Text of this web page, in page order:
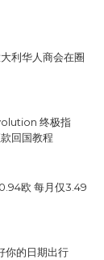
利华人商会在圈
终极指
回国教程
欧 每月仅3.49
你的日期出行